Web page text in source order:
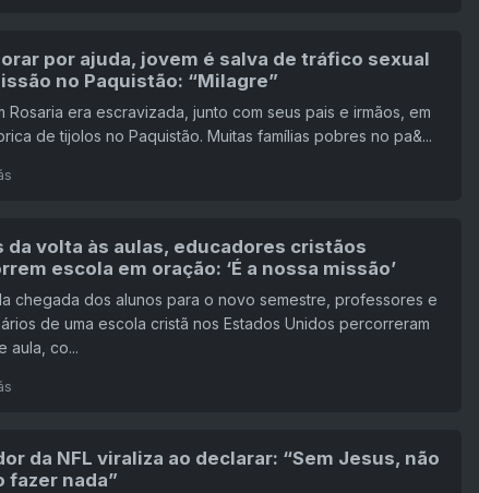
por ajuda, jovem é salva de tráfico sexual
no Paquistão: “Milagre”
Rosaria era escravizada, junto com seus pais e irmãos, em
de tijolos no Paquistão. Muitas famílias pobres no pa&...
da volta às aulas, educadores cristãos
escola em oração: ‘É a nossa missão’
chegada dos alunos para o novo semestre, professores e
de uma escola cristã nos Estados Unidos percorreram
aula, co...
da NFL viraliza ao declarar: “Sem Jesus, não
fazer nada”